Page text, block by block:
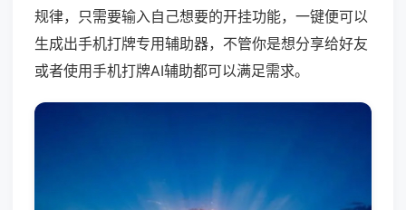
规律，只需要输入自己想要的开挂功能，一键便可以
生成出手机打牌专用辅助器，不管你是想分享给好友
或者使用手机打牌AI辅助都可以满足需求。